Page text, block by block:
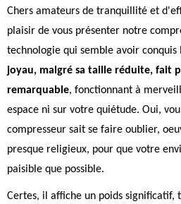
Chers amateurs de tranquillité et
plaisir de vous présenter notre
technologie qui semble avoir
joyau, malgré sa taille réduite, fait
remarquable, fonctionnant à
espace ni sur votre quiétude. Oui,
compresseur sait se faire oublier,
presque religieux, pour que votre
paisible que possible.
Certes, il affiche un poids significatif,